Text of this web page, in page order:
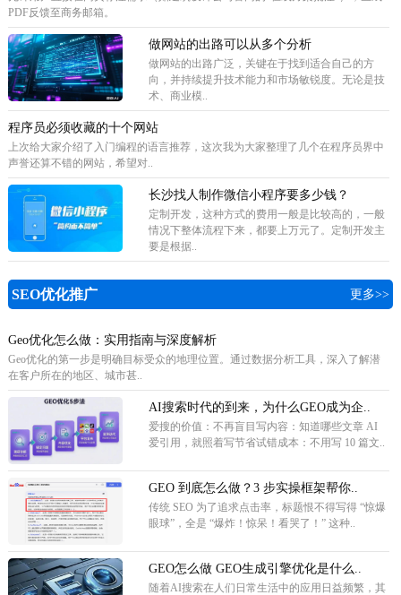
PDF反馈至商务邮箱。
做网站的出路可以从多个分析
做网站的出路广泛，关键在于找到适合自己的方
向，并持续提升技术能力和市场敏锐度。无论是技
术、商业模..
程序员必须收藏的十个网站
上次给大家介绍了入门编程的语言推荐，这次我为大家整理了几个在程序员界中
声誉还算不错的网站，希望对..
长沙找人制作微信小程序要多少钱？
定制开发，这种方式的费用一般是比较高的，一般
情况下整体流程下来，都要上万元了。定制开发主
要是根据..
SEO优化推广 更多>>
Geo优化怎么做：实用指南与深度解析
Geo优化的第一步是明确目标受众的地理位置。通过数据分析工具，深入了解潜
在客户所在的地区、城市甚..
AI搜索时代的到来，为什么GEO成为企..
爱搜的价值：不再盲目写内容：知道哪些文章 AI
爱引用，就照着写节省试错成本：不用写 10 篇文..
GEO 到底怎么做？3 步实操框架帮你..
传统 SEO 为了追求点击率，标题恨不得写得 “惊爆
眼球”，全是 “爆炸！惊呆！看哭了！” 这种..
GEO怎么做 GEO生成引擎优化是什么..
随着AI搜索在人们日常生活中的应用日益频繁，其